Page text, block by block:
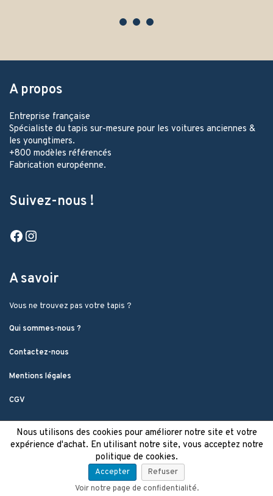
A propos
Entreprise française
Spécialiste du tapis sur-mesure pour les voitures anciennes &
les youngtimers.
+800 modèles référencés
Fabrication européenne.
Suivez-nous !
Facebook
A savoir
Vous ne trouvez pas votre tapis ?
Qui sommes-nous ?
Contactez-nous
Mentions légales
CGV
Nous utilisons des cookies pour améliorer notre site et votre
expérience d'achat. En utilisant notre site, vous acceptez notre
politique de cookies.
Accepter
Refuser
Voir notre page de confidentialité.